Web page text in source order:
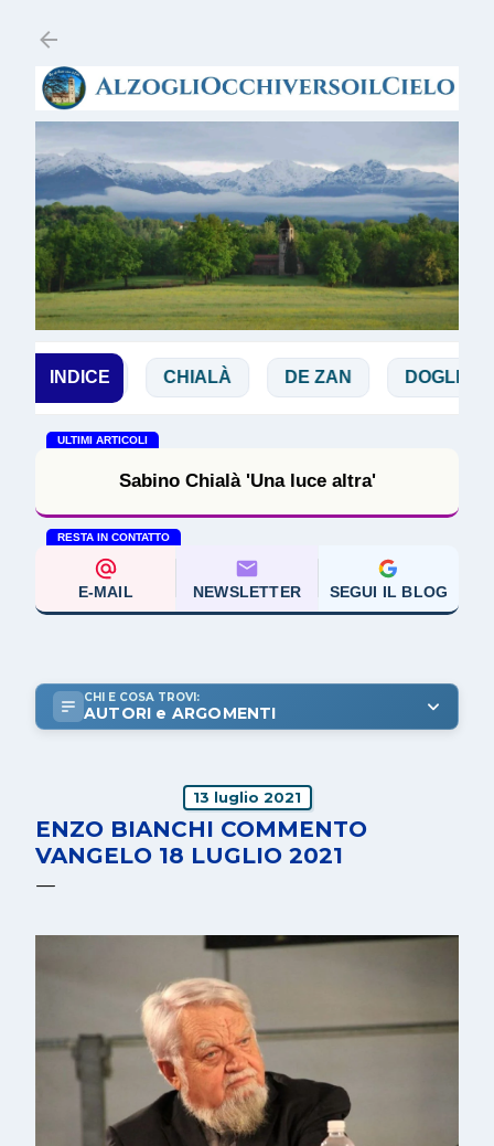
INDICECHIALÀ DE ZAN DOGLIO
ULTIMI ARTICOLI
Sabino Chialà 'Una luce altra'
RESTA IN CONTATTO
E-MAIL NEWSLETTER SEGUI IL BLOG
CHI E COSA TROVI:
AUTORI e ARGOMENTI
13 luglio 2021
ENZO BIANCHI COMMENTO
VANGELO 18 LUGLIO 2021